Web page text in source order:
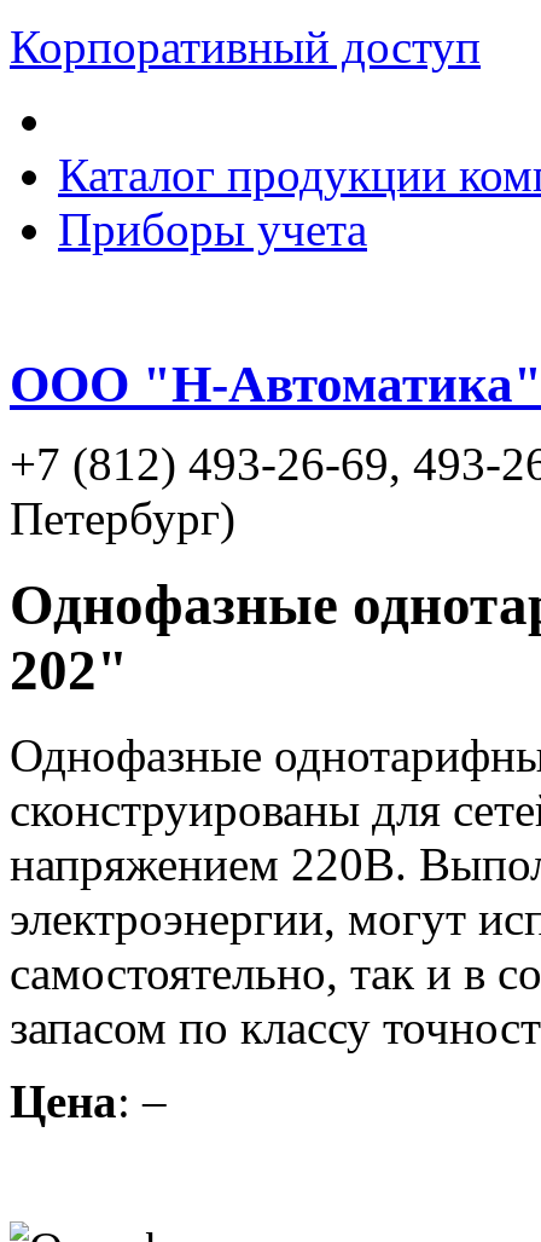
Корпоративный доступ
Каталог продукции
Приборы учета
ООО "Н-Автоматика"
+7 (812) 493-26-69, 493-
Петербург)
Однофазные
202"
Однофазные
сконструированы для
напряжением 220В.
электроэнергии, могут
самостоятельно, так и в
запасом по классу
Цена: –